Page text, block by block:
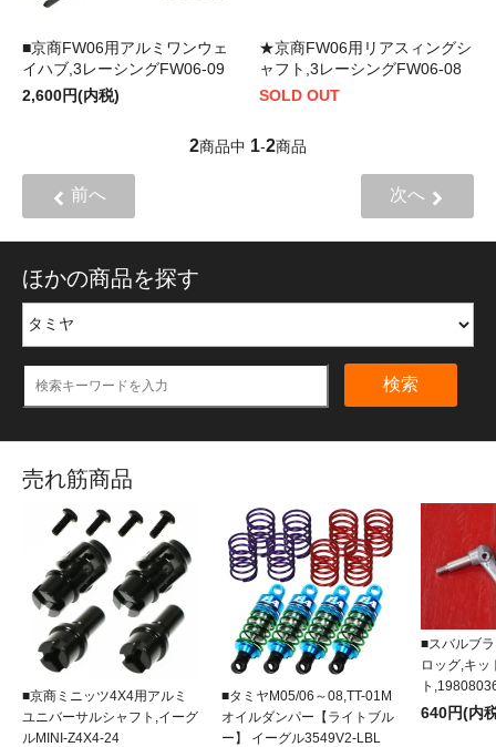
■京商FW06用アルミワンウェ
イハブ,3レーシングFW06-09
2,600円(内税)
★京商FW06用リアスィングシ
ャフト,3レーシングFW06-08
SOLD OUT
2商品中 1-2商品
前へ 次へ
ほかの商品を探す
検索
売れ筋商品
■京商ミニッツ4X4用アルミ
ユニバーサルシャフト,イーグ
ルMINI-Z4X4-24
■タミヤM05/06～08,TT-01M
オイルダンパー【ライトブル
ー】 イーグル3549V2-LBL
■スバルブ
ロッグ,キッ
ト
640円(内